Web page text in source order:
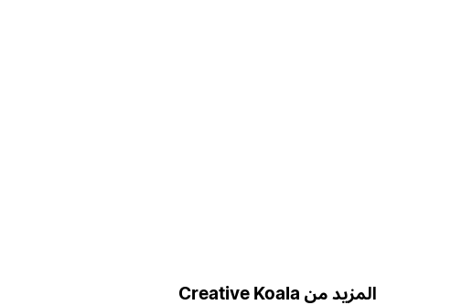
المزيد من Creative Koala